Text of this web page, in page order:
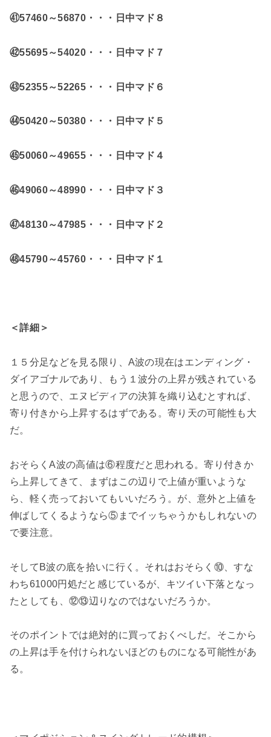
㊶57460～56870・・・日中マド８
㊷55695～54020・・・日中マド７
㊸52355～52265・・・日中マド６
㊹50420～50380・・・ 日中マド５
㊺50060～49655・・・日中マド４
㊻49060～48990・・・日中マド３
㊼48130～47985・・・日中マド２
㊽45790～45760・・・日中マド１
＜詳細＞
１５分足などを見る限り、A波の現在はエンディング・
ダイアゴナルであり、もう１波分の上昇が残されている
と思うので、エヌビディアの決算を織り込むとすれば、
寄り付きから上昇するはずである。寄り天の可能性も大
だ。
おそらくA波の高値は⑥程度だと思われる。寄り付きか
ら上昇してきて、まずはこの辺りで上値が重いような
ら、軽く売っておいてもいいだろう。が、意外と上値を
伸ばしてくるようなら⑤までイッちゃうかもしれないの
で要注意。
そしてB波の底を拾いに行く。それはおそらく⑩、すな
わち61000円処だと感じているが、キツイい下落となっ
たとしても、⑫⑬辺りなのではないだろうか。
そのポイントでは絶対的に買っておくべしだ。そこから
の上昇は手を付けられないほどのものになる可能性があ
る。